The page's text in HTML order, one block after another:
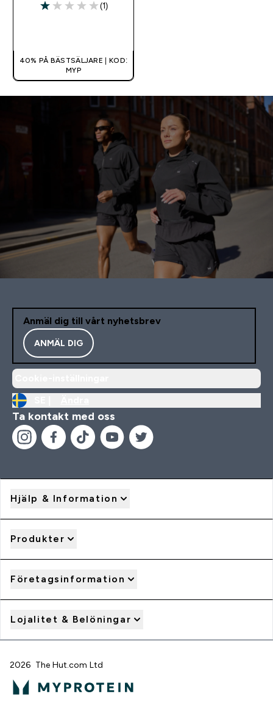
1 out of 5 stars
(1)
40% PÅ BÄSTSÄLJARE | KOD:
MYP
Anmäl dig till vårt nyhetsbrev
ANMÄL DIG
Ta kontakt med oss
Hjälp & Information
Produkter
Företagsinformation
Lojalitet & Belöningar
2026 The Hut.com Ltd